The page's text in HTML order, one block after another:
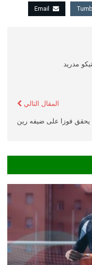
Email
مدريد
المقال التالي
فوزا على ضيفه رين